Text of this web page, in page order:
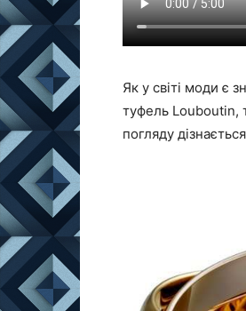
Як у світі моди є
туфель Louboutin,
погляду